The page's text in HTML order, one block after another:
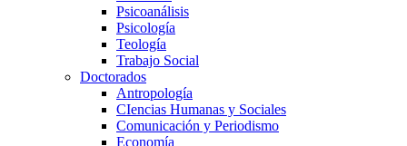
Psicoanálisis
Psicología
Teología
Trabajo Social
Doctorados
Antropología
CIencias Humanas y Sociales
Comunicación y Periodismo
Economía